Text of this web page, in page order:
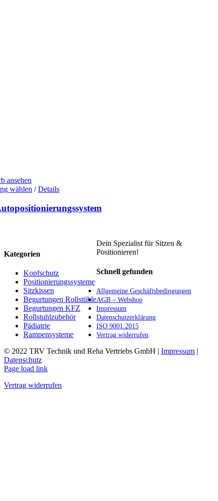
ansehen
wählen Dieses
weist
mehrere
können
der
Produktseite
gewählt
werden
/ Details
Kategorien
Kopfschutz
Positionierungssysteme
Sitzkissen
Begurtungen Rollstühle
Begurtungen KFZ
Rollstuhlzubehör
Pädiatrie
Rampensysteme
Dein Spezialist für Sitzen &
Positionieren!
Schnell gefunden
Allgemeine Geschäftsbedingungen
AGB – Webshop
Impressum
Datenschutzerklärung
ISO 9001:2015
Vertrag widerrufen
© 2022 TRV Technik und Reha Vertriebs GmbH | Impressum |
Datenschutz
Facebook
Instagram
E-
Page load link
Vertrag widerrufen